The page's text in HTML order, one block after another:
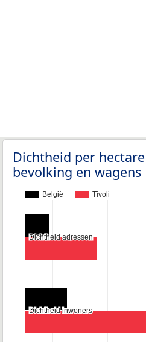
Dichtheid per
bevolking en wagens
België Tivoli
Dichtheid adressen
Dichtheid adressen
Dichtheid inwoners
Dichtheid inwoners